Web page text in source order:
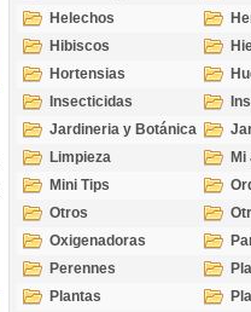
Helechos
Hibiscos
Hortensias
Insecticidas
Jardineria y Botánica
Limpieza
Mini Tips
Otros
Oxigenadoras
Perennes
Plantas